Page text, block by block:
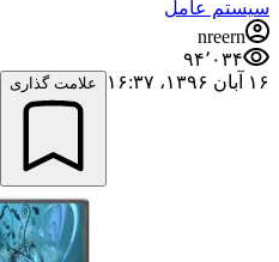
سیستم عامل
nreern
۹۴٬۰۳۴
۱۶ آبان ۱۳۹۶،‏ ۱۶:۳۷
علامت گذاری